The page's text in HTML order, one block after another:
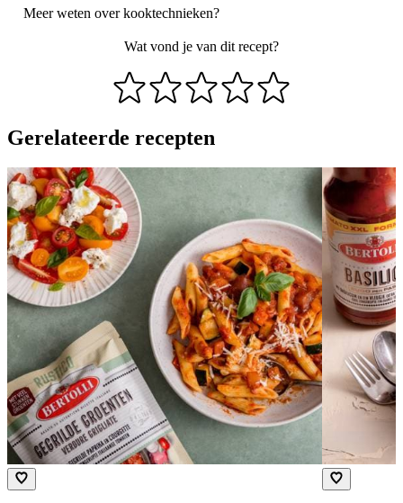
Meer weten overkooktechnieken?
Wat vond je van dit recept?
Gerelateerde recepten